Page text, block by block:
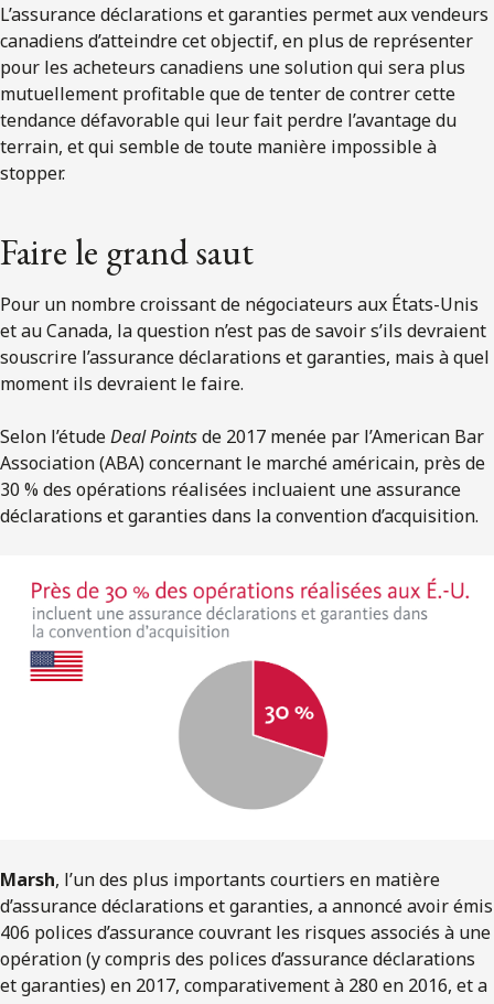
L’assurance déclarations et garanties permet aux vendeurs
canadiens d’atteindre cet objectif, en plus de représenter
pour les acheteurs canadiens une solution qui sera plus
mutuellement profitable que de tenter de contrer cette
tendance défavorable qui leur fait perdre l’avantage du
terrain, et qui semble de toute manière impossible à
stopper.
Faire le grand saut
Pour un nombre croissant de négociateurs aux États-Unis
et au Canada, la question n’est pas de savoir s’ils devraient
souscrire l’assurance déclarations et garanties, mais à quel
moment ils devraient le faire.
Selon l’étudeDeal Pointsde 2017 menée par l’American Bar
Association (ABA) concernant le marché américain, près de
30 % des opérations réalisées incluaient une assurance
déclarations et garanties dans la convention d’acquisition.
Marsh, l’un des plus importants courtiers en matière
d’assurance déclarations et garanties, a annoncé avoir émis
406 polices d’assurance couvrant les risques associés à une
opération (y compris des polices d’assurance déclarations
et garanties) en 2017, comparativement à 280 en 2016, et a